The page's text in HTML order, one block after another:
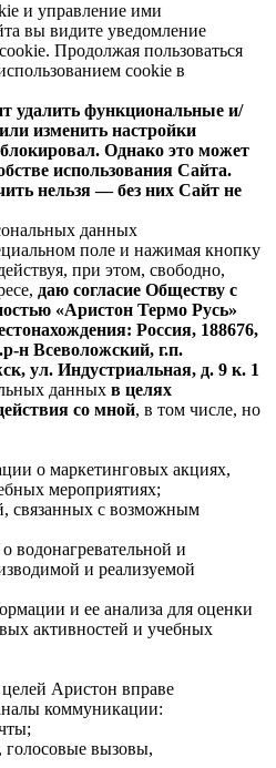
и управление ими
вы видите уведомление
Продолжая пользоваться
cookie в
удалить функциональные и/
изменить настройки
Однако это может
использования Сайта.
нельзя — без них Сайт не
данных
поле и нажимая кнопку
при этом, свободно,
даю согласие Обществу с
«Аристон Термо Русь»
Россия, 188676,
н Всеволожский, г.п.
ул. Индустриальная, д. 9 к. 1
данных в целях
со мной, в том числе, но
о маркетинговых акциях,
мероприятиях;
связанных с возможным
водонагревательной и
и реализуемой
и ее анализа для оценки
активностей и учебных
Аристон вправе
коммуникации:
голосовые вызовы,